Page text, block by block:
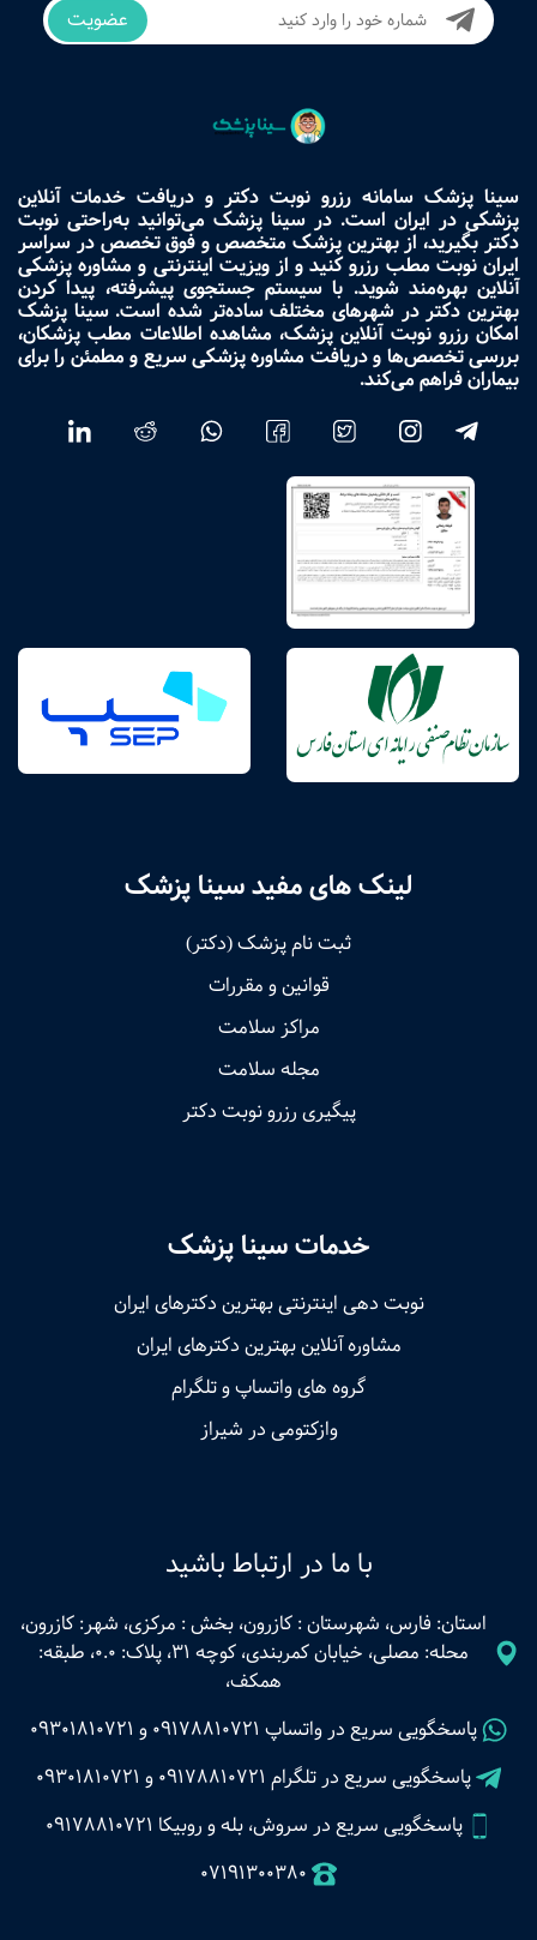
عضویت
سینا پزشک سامانه رزرو نوبت دکتر و دریافت خدمات آنلاین
پزشکی در ایران است. در سینا پزشک می‌توانید به‌راحتی نوبت
دکتر بگیرید، از بهترین پزشک متخصص و فوق تخصص در سراسر
ایران نوبت مطب رزرو کنید و از ویزیت اینترنتی و مشاوره پزشکی
آنلاین بهره‌مند شوید. با سیستم جستجوی پیشرفته، پیدا کردن
بهترین دکتر در شهرهای مختلف ساده‌تر شده است. سینا پزشک
امکان رزرو نوبت آنلاین پزشک، مشاهده اطلاعات مطب پزشکان،
بررسی تخصص‌ها و دریافت مشاوره پزشکی سریع و مطمئن را برای
بیماران فراهم می‌کند.
لینک های مفید سینا پزشک
ثبت نام پزشک (دکتر)
قوانین و مقررات
مراکز سلامت
مجله سلامت
پیگیری رزرو نوبت دکتر
خدمات سینا پزشک
نوبت‌ دهی اینترنتی بهترین دکترهای ایران
مشاوره آنلاین بهترین دکترهای ایران
گروه های واتساپ و تلگرام
وازکتومی در شیراز
با ما در ارتباط باشید
استان: فارس، شهرستان : کازرون، بخش : مرکزی، شهر: کازرون،
محله: مصلی، خیابان کمربندی، کوچه 31، پلاک: 0.0، طبقه:
همکف،
پاسخگویی سریع در واتساپ 09178810721 و 09301810721
پاسخگویی سریع در تلگرام 09178810721 و 09301810721
پاسخگویی سریع در سروش، بله و روبیکا 09178810721
07191300380